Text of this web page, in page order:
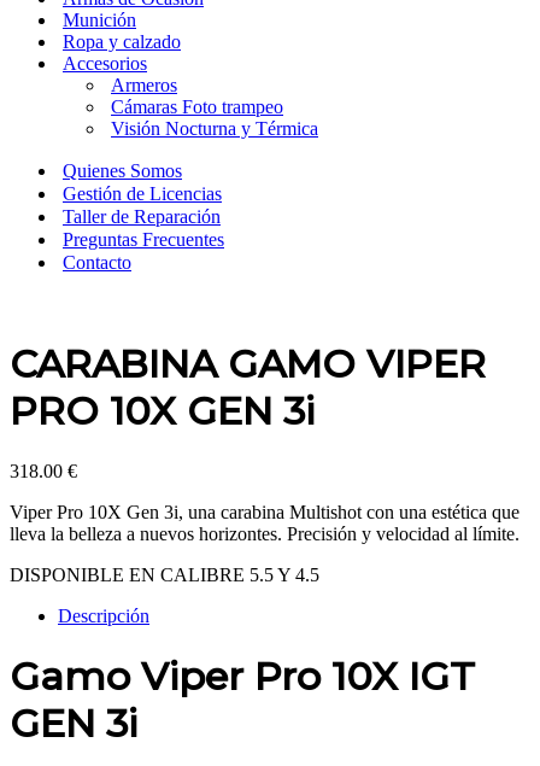
Munición
Ropa y calzado
Accesorios
Armeros
Cámaras Foto trampeo
Visión Nocturna y Térmica
Quienes Somos
Gestión de Licencias
Taller de Reparación
Preguntas Frecuentes
Contacto
CARABINA GAMO VIPER
PRO 10X GEN 3i
318.00 €
Viper Pro 10X Gen 3i, una carabina Multishot con una estética que
lleva la belleza a nuevos horizontes. Precisión y velocidad al límite.
DISPONIBLE EN CALIBRE 5.5 Y 4.5
Descripción
Gamo Viper Pro 10X IGT
GEN 3i